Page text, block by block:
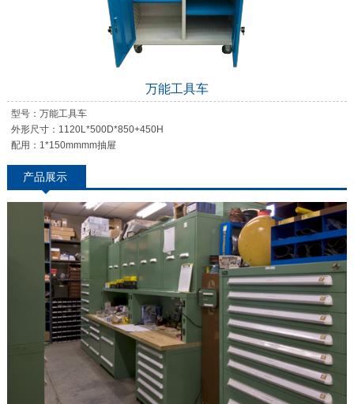
万能工具车
型号：万能工具车
外形尺寸：1120L*500D*850+450H
配用：1*150mmmm抽屉
产品展示